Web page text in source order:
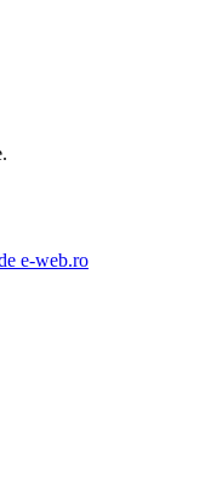
e-web.ro